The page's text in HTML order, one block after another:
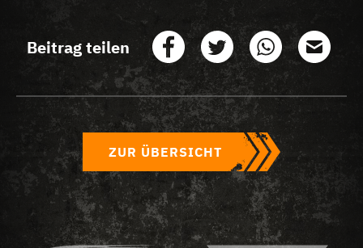
Beitrag teilen
ZUR ÜBERSICHT